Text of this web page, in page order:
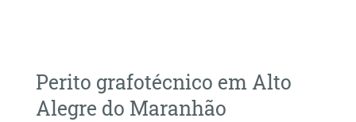
Perito grafotécnico em Alto
Alegre do Maranhão